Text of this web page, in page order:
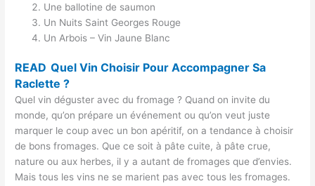
Une ballotine de saumon
Un Nuits Saint Georges Rouge
Un Arbois – Vin Jaune Blanc
READ Quel Vin Choisir Pour Accompagner Sa
Raclette ?
Quel vin déguster avec du fromage ? Quand on invite du
monde, qu’on prépare un événement ou qu’on veut juste
marquer le coup avec un bon apéritif, on a tendance à choisir
de bons fromages. Que ce soit à pâte cuite, à pâte crue,
nature ou aux herbes, il y a autant de fromages que d’envies.
Mais tous les vins ne se marient pas avec tous les fromages.